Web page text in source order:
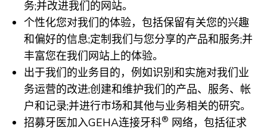
务;并改进我们的网站。
个性化您对我们的体验，包括保留有关您的兴趣
和偏好的信息;定制我们与您分享的产品和服务;并
丰富您在我们网站上的体验。
出于我们的业务目的，例如识别和实施对我们业
务运营的改进;创建和维护我们的产品、服务、帐
户和记录;并进行市场和其他与业务相关的研究。
招募牙医加入GEHA连接牙科® 网络，包括征求